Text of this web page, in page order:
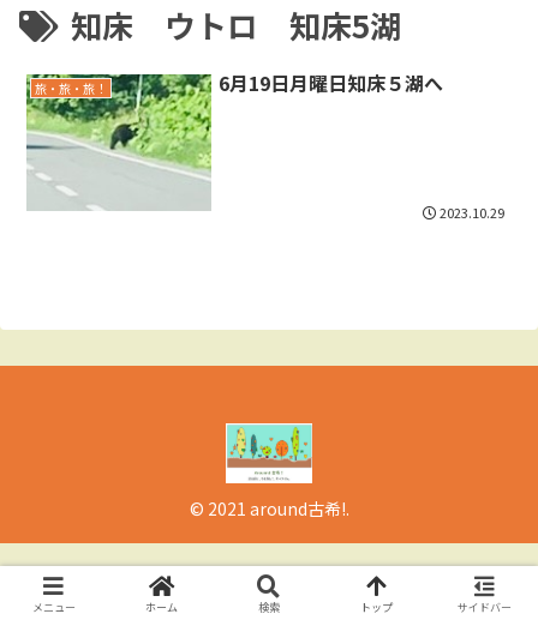
知床 ウトロ 知床5湖
旅・旅・旅！ 6月19日月曜日知床５湖へ
2023.10.29
© 2021 around古希!.
メニュー ホーム 検索 トップ サイドバー